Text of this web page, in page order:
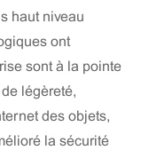
haut niveau
ont
sont à la pointe
légèreté,
des objets,
la sécurité